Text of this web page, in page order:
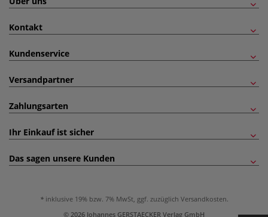
Kontakt
Kundenservice
Versandpartner
Zahlungsarten
Ihr Einkauf ist sicher
Das sagen unsere Kunden
inklusive 19% bzw. 7% MwSt, ggf. zuzüglich Versandkosten.
© 2026 Johannes GERSTAECKER Verlag GmbH